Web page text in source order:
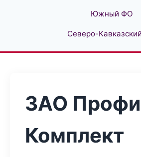
Южный ФО
Северо-
ЗАО Профи
Комплект